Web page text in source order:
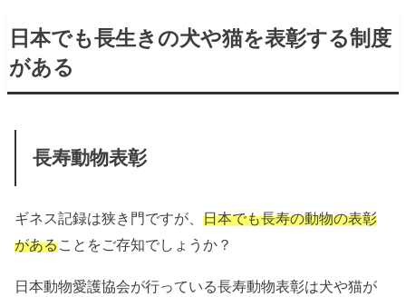
日本でも長生きの犬や猫を表彰する制度
がある
長寿動物表彰
ギネス記録は狭き門ですが、日本でも長寿の動物の表彰
があることをご存知でしょうか？
日本動物愛護協会が行っている長寿動物表彰は犬や猫が